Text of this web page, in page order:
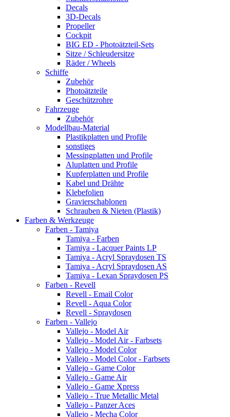
Decals
3D-Decals
Propeller
Cockpit
BIG ED - Photoätzteil-Sets
Sitze / Schleudersitze
Räder / Wheels
Schiffe
Zubehör
Photoätzteile
Geschützrohre
Fahrzeuge
Zubehör
Modellbau-Material
Plastikplatten und Profile
sonstiges
Messingplatten und Profile
Aluplatten und Profile
Kupferplatten und Profile
Kabel und Drähte
Klebefolien
Gravierschablonen
Schrauben & Nieten (Plastik)
Farben & Werkzeuge
Farben - Tamiya
Tamiya - Farben
Tamiya - Lacquer Paints LP
Tamiya - Acryl Spraydosen TS
Tamiya - Acryl Spraydosen AS
Tamiya - Lexan Spraydosen PS
Farben - Revell
Revell - Email Color
Revell - Aqua Color
Revell - Spraydosen
Farben - Vallejo
Vallejo - Model Air
Vallejo - Model Air - Farbsets
Vallejo - Model Color
Vallejo - Model Color - Farbsets
Vallejo - Game Color
Vallejo - Game Air
Vallejo - Game Xpress
Vallejo - True Metallic Metal
Vallejo - Panzer Aces
Vallejo - Mecha Color